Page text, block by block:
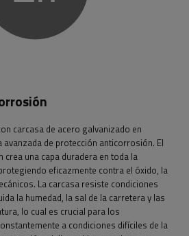
carcasa de acero galvanizado en
de protección anticorrosión. El
una capa duradera en toda la
eficazmente contra el óxido, la
La carcasa resiste condiciones
la humedad, la sal de la carretera y las
lo cual es crucial para los
a condiciones difíciles de la